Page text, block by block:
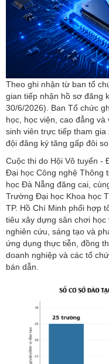
Theo ghi nhận từ ban tổ
gian tiếp nhận hồ sơ đăng
30/6/2026). Ban Tổ chức
học, học viện, cao đẳng
sinh viên trực tiếp tham
đội đăng ký tăng gấp đôi
Cuộc thi do Hội Vô tuyến -
Đại học Công nghệ Thông
học Đà Nẵng đăng cai,
Trường Đại học Khoa học
TP. Hồ Chí Minh phối hợp
tiêu xây dựng sân chơi
nghiên cứu, sáng tạo và
ứng dụng thực tiễn, đồng
doanh nghiệp và các tổ
bán dẫn.